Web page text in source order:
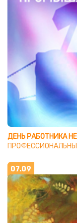
ДЕНЬ РАБОТНИКА
07.09